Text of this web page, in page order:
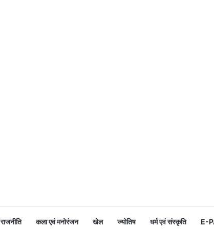
राजनीति कला एवं मनोरंजन खेल ज्योतिष धर्म एवं संस्कृति E-